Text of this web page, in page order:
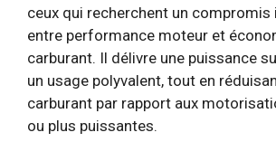
ceux qui recherchent un
entre performance moteur et
carburant. Il délivre une puissance
un usage polyvalent, tout en
carburant par rapport aux
ou plus puissantes.